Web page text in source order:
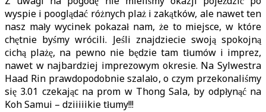
wyspie i pooglądać różnych plaż i zakątków, ale nawet ten
nasz mały wycinek pokazał nam, że to miejsce, w które
chętnie byśmy wrócili. Jeśli znajdziecie swoją spokojną
cichą plażę, na pewno nie będzie tam tłumów i imprez,
nawet w najbardziej imprezowym okresie. Na Sylwestra
Haad Rin prawdopodobnie szalało, o czym przekonaliśmy
się 3.01 czekając na prom w Thong Sala, by odpłynąć na
Koh Samui – dziiiiikie tłumy!!!